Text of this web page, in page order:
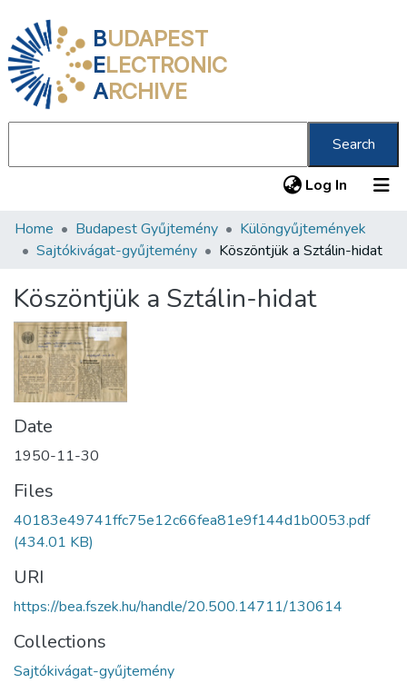
BUDAPEST
ELECTRONIC
ARCHIVE
Search
Log In (current)
Communities & Collections
Statistics
About us
Home Budapest Gyűjtemény
Különgyűjtemények
Sajtókivágat-gyűjtemény
Köszöntjük a Sztálin-hidat
Köszöntjük a Sztálin-hidat
Date
1950-11-30
Files
40183e49741ffc75e12c66fea81e9f144d1b0053.pdf
(434.01 KB)
URI
https://bea.fszek.hu/handle/20.500.14711/130614
Collections
Sajtókivágat-gyűjtemény